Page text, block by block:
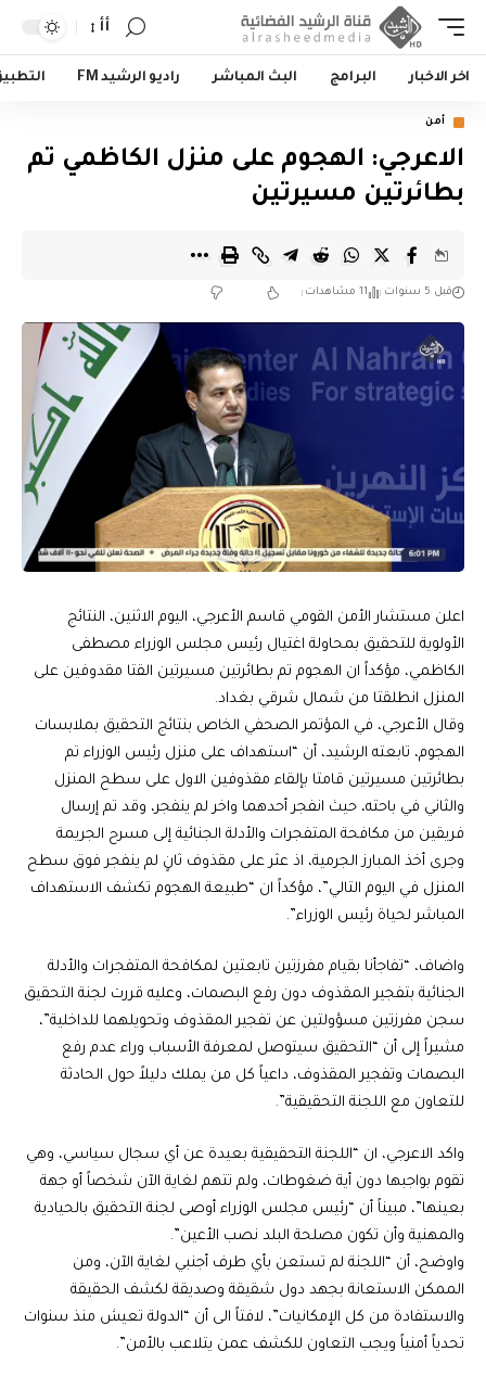
أأ
اخر الاخبار البرامج البث المباشر راديو الرشيد FM
أمن
الاعرجي: الهجوم على منزل الكاظمي تم
بطائرتين مسيرتين
قبل 5 سنوات 11 مشاهدات
اعلن مستشار الأمن القومي قاسم الأعرجي، اليوم الاثنين، النتائج
الأولوية للتحقيق بمحاولة اغتيال رئيس مجلس الوزراء مصطفى
الكاظمي، مؤكداً ان الهجوم تم بطائرتين مسيرتين القتا مقدوفين على
المنزل انطلقتا من شمال شرقي بغداد.
وقال الأعرجي، في المؤتمر الصحفي الخاص بنتائج التحقيق بملابسات
الهجوم، تابعته الرشيد، أن “استهداف على منزل رئيس الوزراء تم
بطائرتين مسيرتين قامتا بإلقاء مقذوفين الاول على سطح المنزل
والثاني في باحته، حيث انفجر أحدهما واخر لم ينفجر، وقد تم إرسال
فريقين من مكافحة المتفجرات والأدلة الجنائية إلى مسرح الجريمة
وجرى أخذ المبارز الجرمية، اذ عثر على مقذوف ثانٍ لم ينفجر فوق سطح
المنزل في اليوم التالي”، مؤكداً ان “طبيعة الهجوم تكشف الاستهداف
المباشر لحياة رئيس الوزراء”.
واضاف، “تفاجأنا بقيام مفرزتين تابعتين لمكافحة المتفجرات والأدلة
الجنائية بتفجير المقذوف دون رفع البصمات، وعليه قررت لجنة التحقيق
سجن مفرزتين مسؤولتين عن تفجير المقذوف وتحويلهما للداخلية”،
مشيراً إلى أن “التحقيق سيتوصل لمعرفة الأسباب وراء عدم رفع
البصمات وتفجير المقذوف، داعياً كل من يملك دليلاً حول الحادثة
للتعاون مع اللجنة التحقيقية”.
واكد الاعرجي، ان “اللجنة التحقيقية بعيدة عن أي سجال سياسي، وهي
تقوم بواجبها دون أية ضغوطات، ولم تتهم لغاية الآن شخصاً أو جهة
بعينها”، مبيناً أن “رئيس مجلس الوزراء أوصى لجنة التحقيق بالحيادية
والمهنية وأن تكون مصلحة البلد نصب الأعين”.
واوضح، أن “اللجنة لم تستعن بأي طرف أجنبي لغاية الآن، ومن
الممكن الاستعانة بجهد دول شقيقة وصديقة لكشف الحقيقة
والاستفادة من كل الإمكانيات”، لافتاً الى أن “الدولة تعيش منذ سنوات
تحدياً أمنياً ويجب التعاون للكشف عمن يتلاعب بالأمن”.